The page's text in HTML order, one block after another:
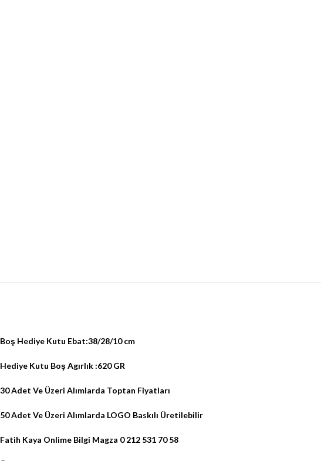
Boş Hediye Kutu Ebat:38/28/10 cm
Hediye Kutu Boş Agırlık :620 GR
30 Adet Ve Üzeri Alımlarda Toptan Fiyatları
50 Adet Ve Üzeri Alımlarda LOGO Baskılı Üretilebilir
Fatih Kaya Onlime Bilgi Magza 0 212 531 70 58